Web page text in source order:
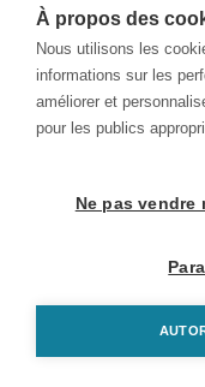
À propos des
Nous utilisons les
informations sur les
améliorer et
pour les publics
Ne pas